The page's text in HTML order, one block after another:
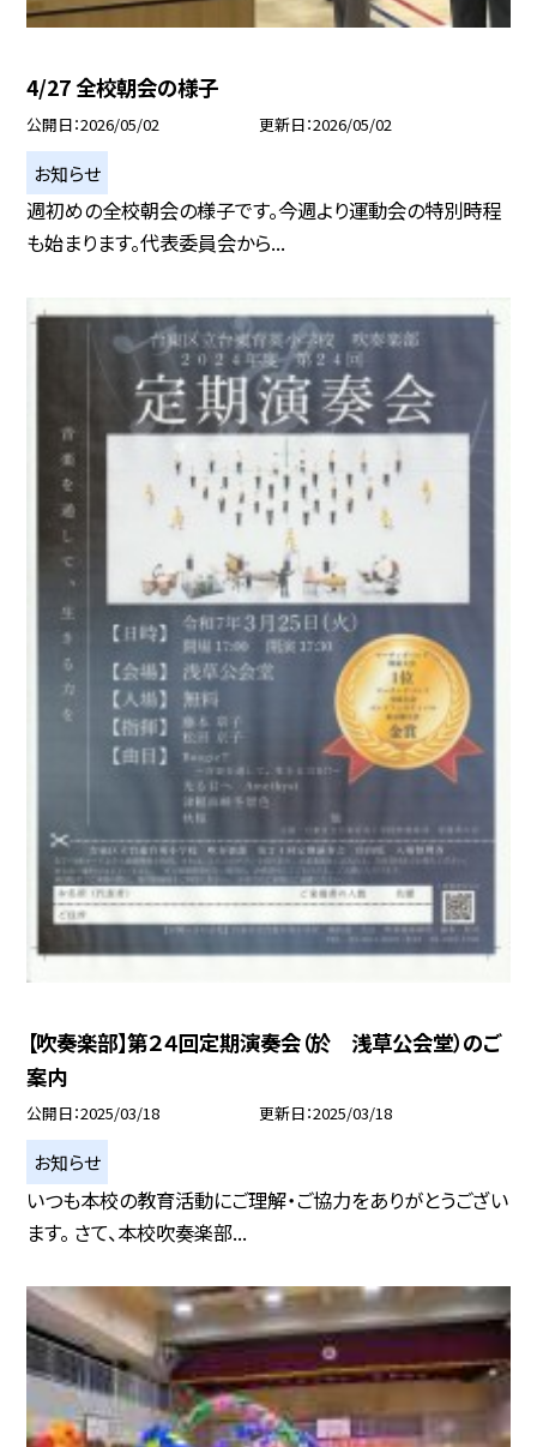
4/27 全校朝会の様子
公開日 2026/05/02 更新日 2026/05/02
お知らせ
週初めの全校朝会の様子です。今週より運動会の特別時程
も始まります。代表委員会から...
【吹奏楽部】第２４回定期演奏会（於 浅草公会堂）のご
案内
公開日 2025/03/18 更新日 2025/03/18
お知らせ
いつも本校の教育活動にご理解・ご協力をありがとうござい
ます。 さて、本校吹奏楽部...